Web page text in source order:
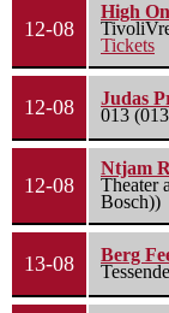
12-08
High
Tickets
12-08
Judas
013
12-08
Ntjam
Theater
Bosch))
13-08
Berg